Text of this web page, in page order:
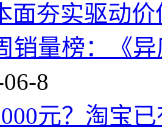
面夯实驱动价
销量榜：《
8
元？淘宝